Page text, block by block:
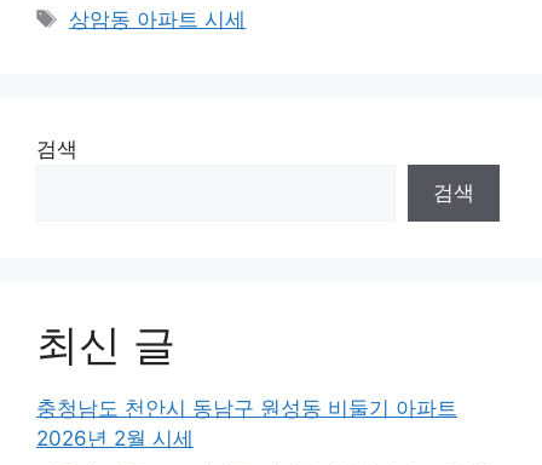
Tags
상암동 아파트 시세
검색
검색
최신 글
충청남도 천안시 동남구 원성동 비둘기 아파트
2026년 2월 시세